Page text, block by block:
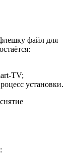
файл для
TV;
установки.